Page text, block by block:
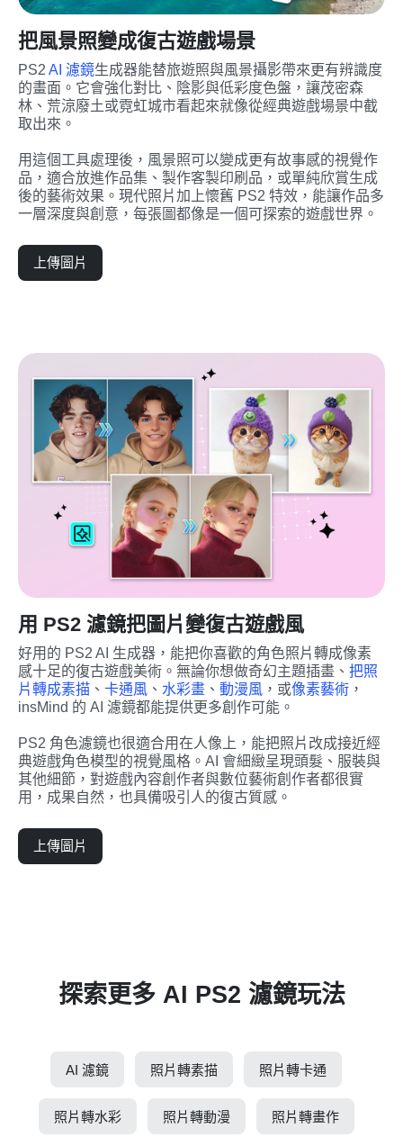
把風景照變成復古遊戲場景
PS2 AI 濾鏡生成器能替旅遊照與風景攝影帶來更有辨識度
的畫面。它會強化對比、陰影與低彩度色盤，讓茂密森
林、荒涼廢土或霓虹城市看起來就像從經典遊戲場景中截
取出來。
用這個工具處理後，風景照可以變成更有故事感的視覺作
品，適合放進作品集、製作客製印刷品，或單純欣賞生成
後的藝術效果。現代照片加上懷舊 PS2 特效，能讓作品多
一層深度與創意，每張圖都像是一個可探索的遊戲世界。
上傳圖片
用 PS2 濾鏡把圖片變復古遊戲風
好用的 PS2 AI 生成器，能把你喜歡的角色照片轉成像素
感十足的復古遊戲美術。無論你想做奇幻主題插畫、 把照
片轉成素描 、 卡通風 、 水彩畫 、 動漫風 ，或像素藝術 ，
insMind 的 AI 濾鏡都能提供更多創作可能。
PS2 角色濾鏡也很適合用在人像上，能把照片改成接近經
典遊戲角色模型的視覺風格。AI 會細緻呈現頭髮、服裝與
其他細節，對遊戲內容創作者與數位藝術創作者都很實
用，成果自然，也具備吸引人的復古質感。
上傳圖片
探索更多 AI PS2 濾鏡玩法
AI 濾鏡 照片轉素描 照片轉卡通
照片轉水彩 照片轉動漫 照片轉畫作